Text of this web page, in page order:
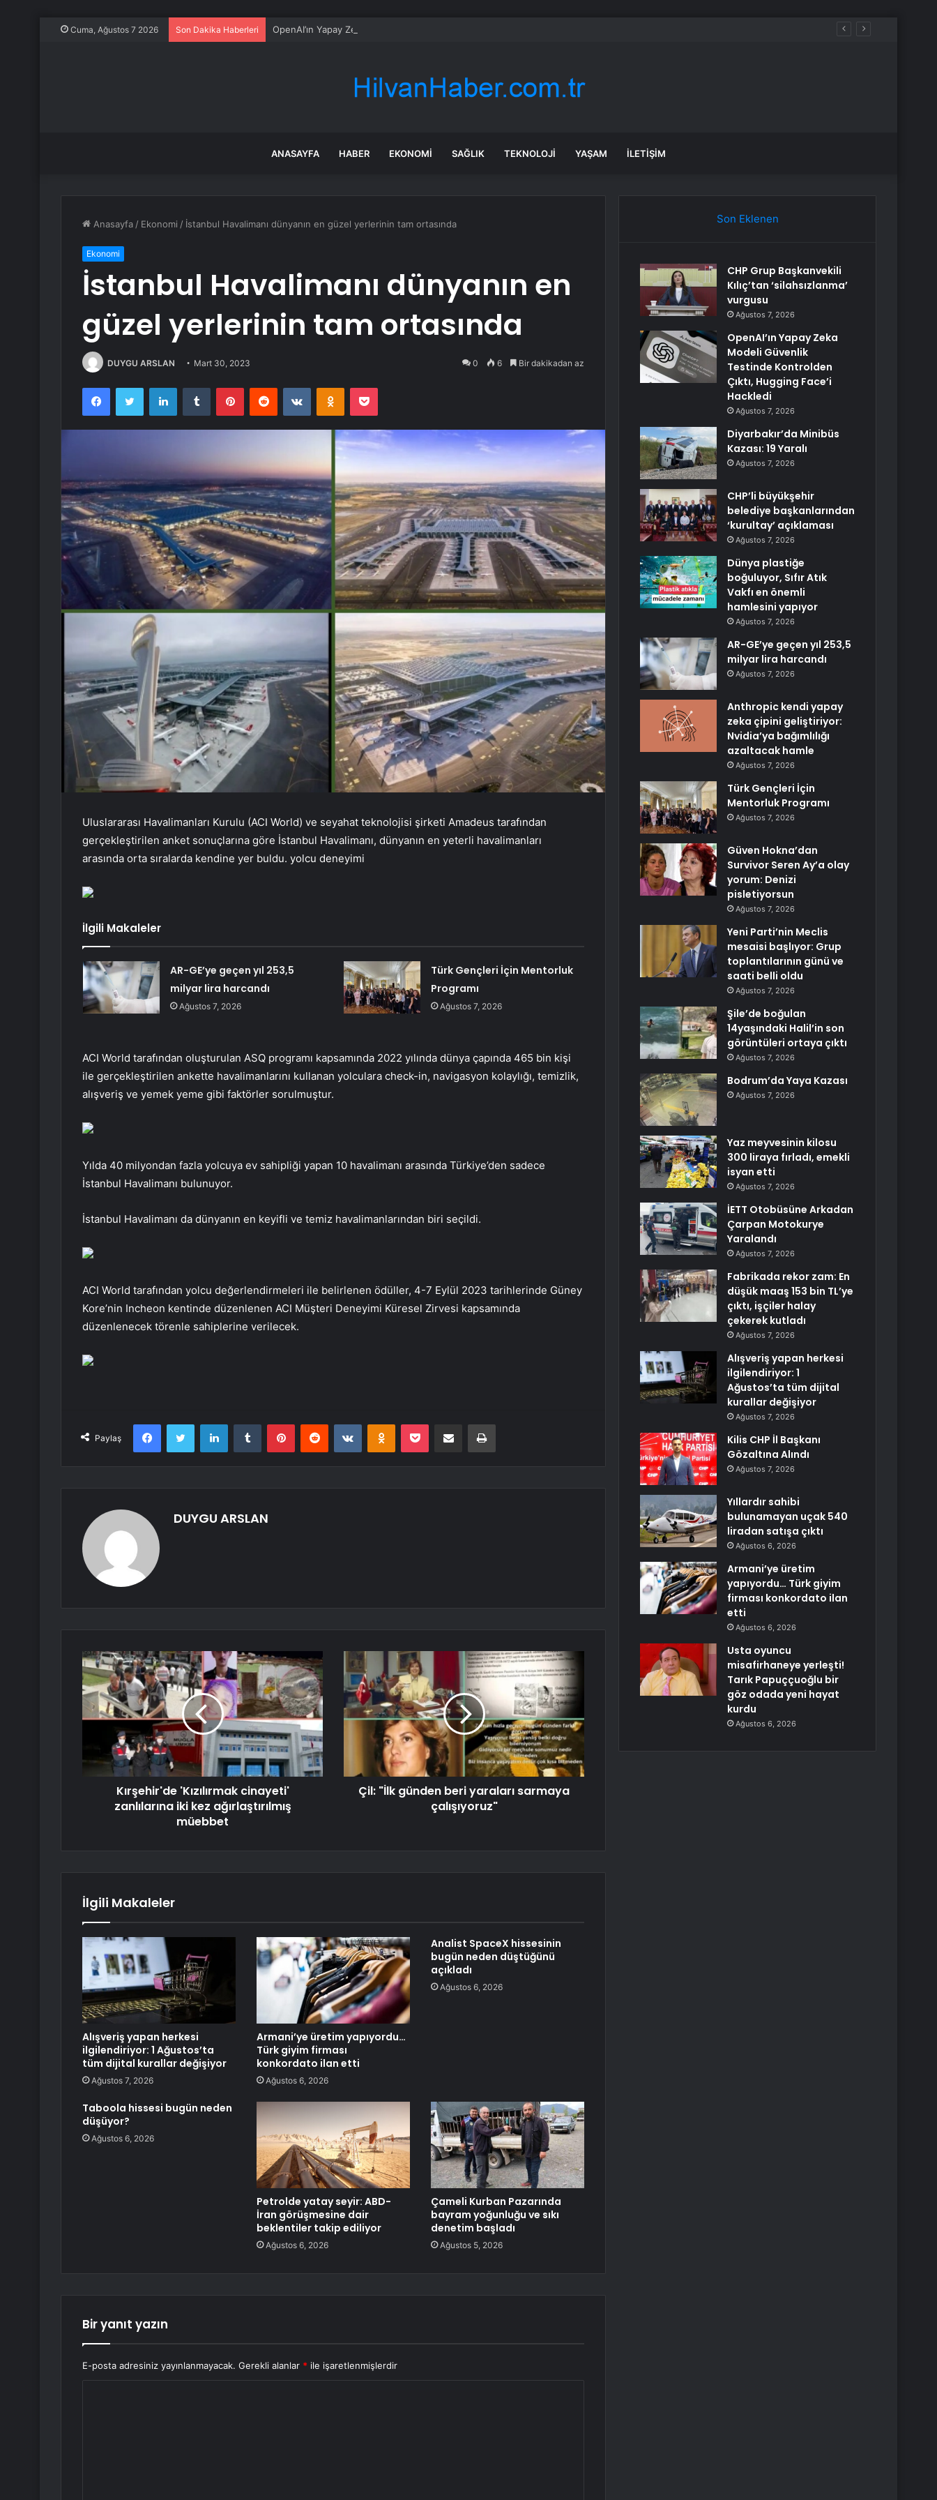
Cuma, Ağustos 7 2026 Son Dakika Haberleri OpenAI’ın Yapay Zeka Modeli Güvenlik Testinde Kontrolden Çıktı, Hugging Face’i Hackledi
ANASAYFA HABER EKONOMI SAĞLIK TEKNOLOJI YAŞAM İLETIŞIM
Anasayfa / Ekonomi / İstanbul Havalimanı dünyanın en güzel yerlerinin tam ortasında
Ekonomi
İstanbul Havalimanı dünyanın en
güzel yerlerinin tam ortasında
DUYGU ARSLAN Mart 30, 2023 0 6 Bir dakikadan az
FacebookTwitter LinkedInTumblr PinterestReddit VKontakteOdnoklassniki
Pocket
Uluslararası Havalimanları Kurulu (ACI World) ve seyahat teknolojisi şirketi Amadeus tarafından
gerçekleştirilen anket sonuçlarına göre İstanbul Havalimanı, dünyanın en yeterli havalimanları
arasında orta sıralarda kendine yer buldu. yolcu deneyimi
İlgili Makaleler
AR-GE’ye geçen yıl 253,5
milyar lira harcandı
Ağustos 7, 2026
Türk Gençleri İçin Mentorluk
Programı
Ağustos 7, 2026
ACI World tarafından oluşturulan ASQ programı kapsamında 2022 yılında dünya çapında 465 bin kişi
ile gerçekleştirilen ankette havalimanlarını kullanan yolculara check-in, navigasyon kolaylığı, temizlik,
alışveriş ve yemek yeme gibi faktörler sorulmuştur.
Yılda 40 milyondan fazla yolcuya ev sahipliği yapan 10 havalimanı arasında Türkiye’den sadece
İstanbul Havalimanı bulunuyor.
İstanbul Havalimanı da dünyanın en keyifli ve temiz havalimanlarından biri seçildi.
ACI World tarafından yolcu değerlendirmeleri ile belirlenen ödüller, 4-7 Eylül 2023 tarihlerinde Güney
Kore’nin Incheon kentinde düzenlenen ACI Müşteri Deneyimi Küresel Zirvesi kapsamında
düzenlenecek törenle sahiplerine verilecek.
Paylaş
FacebookTwitter LinkedInTumblr PinterestReddit VKontakteOdnoklassniki
Pocket E-Posta ile paylaş Yazdır
DUYGU ARSLAN
Kırşehir'de 'Kızılırmak cinayeti'
zanlılarına iki kez ağırlaştırılmış
müebbet
Çil: "İlk günden beri yaraları sarmaya
çalışıyoruz"
İlgili Makaleler
Alışveriş yapan herkesi
ilgilendiriyor: 1 Ağustos’ta
tüm dijital kurallar değişiyor
Ağustos 7, 2026
Armani’ye üretim yapıyordu…
Türk giyim firması
konkordato ilan etti
Ağustos 6, 2026
Analist SpaceX hissesinin
bugün neden düştüğünü
açıkladı
Ağustos 6, 2026
Taboola hissesi bugün neden
düşüyor?
Ağustos 6, 2026
Petrolde yatay seyir: ABD-
İran görüşmesine dair
beklentiler takip ediliyor
Ağustos 6, 2026
Çameli Kurban Pazarında
bayram yoğunluğu ve sıkı
denetim başladı
Ağustos 5, 2026
Bir yanıt yazın
E-posta adresiniz yayınlanmayacak. Gerekli alanlar * ile işaretlenmişlerdir
Son Eklenen
CHP Grup Başkanvekili
Kılıç’tan ‘silahsızlanma’
vurgusu
Ağustos 7, 2026
OpenAI’ın Yapay Zeka
Modeli Güvenlik
Testinde Kontrolden
Çıktı, Hugging Face’i
Hackledi
Ağustos 7, 2026
Diyarbakır’da Minibüs
Kazası: 19 Yaralı
Ağustos 7, 2026
CHP’li büyükşehir
belediye başkanlarından
‘kurultay’ açıklaması
Ağustos 7, 2026
Dünya plastiğe
boğuluyor, Sıfır Atık
Vakfı en önemli
hamlesini yapıyor
Ağustos 7, 2026
AR-GE’ye geçen yıl 253,5
milyar lira harcandı
Ağustos 7, 2026
Anthropic kendi yapay
zeka çipini geliştiriyor:
Nvidia’ya bağımlılığı
azaltacak hamle
Ağustos 7, 2026
Türk Gençleri İçin
Mentorluk Programı
Ağustos 7, 2026
Güven Hokna’dan
Survivor Seren Ay’a olay
yorum: Denizi
pisletiyorsun
Ağustos 7, 2026
Yeni Parti’nin Meclis
mesaisi başlıyor: Grup
toplantılarının günü ve
saati belli oldu
Ağustos 7, 2026
Şile’de boğulan
14yaşındaki Halil’in son
görüntüleri ortaya çıktı
Ağustos 7, 2026
Bodrum’da Yaya Kazası
Ağustos 7, 2026
Yaz meyvesinin kilosu
300 liraya fırladı, emekli
isyan etti
Ağustos 7, 2026
İETT Otobüsüne Arkadan
Çarpan Motokurye
Yaralandı
Ağustos 7, 2026
Fabrikada rekor zam: En
düşük maaş 153 bin TL’ye
çıktı, işçiler halay
çekerek kutladı
Ağustos 7, 2026
Alışveriş yapan herkesi
ilgilendiriyor: 1
Ağustos’ta tüm dijital
kurallar değişiyor
Ağustos 7, 2026
Kilis CHP İl Başkanı
Gözaltına Alındı
Ağustos 7, 2026
Yıllardır sahibi
bulunamayan uçak 540
liradan satışa çıktı
Ağustos 6, 2026
Armani’ye üretim
yapıyordu… Türk giyim
firması konkordato ilan
etti
Ağustos 6, 2026
Usta oyuncu
misafirhaneye yerleşti!
Tarık Papuççuoğlu bir
göz odada yeni hayat
kurdu
Ağustos 6, 2026